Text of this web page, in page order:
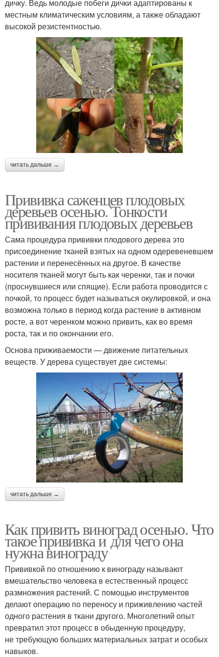
дичку. Ведь молодые побеги дички адаптированы к
местным климатическим условиям, а также обладают
высокой резистентностью.
читать дальше →
Прививка саженцев плодовых
деревьев осенью. Тонкости
прививания плодовых деревьев
Сама процедура прививки плодового дерева это
присоединение тканей взятых на одном одеревеневшем
растении и перенесённых на другое. В качестве
носителя тканей могут быть как черенки, так и почки
(проснувшиеся или спящие). Если работа проводится с
почкой, то процесс будет называться окулировкой, и она
возможна только в период когда растение в активном
росте, а вот черенком можно привить, как во время
роста, так и по окончании его.
Основа приживаемости — движение питательных
веществ. У дерева существует две системы:
читать дальше →
Как привить виноград осенью. Что
такое прививка и для чего она
нужна винограду
Прививкой по отношению к винограду называют
вмешательство человека в естественный процесс
размножения растений. С помощью инструментов
делают операцию по переносу и приживлению частей
одного растения в ткани другого. Многолетний опыт
превратил этот процесс в обыденную процедуру,
не требующую больших материальных затрат и особых
навыков.